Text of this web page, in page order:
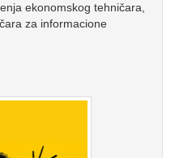
ekonomskog tehničara,
za informacione